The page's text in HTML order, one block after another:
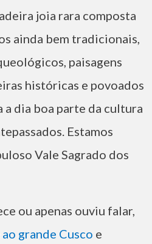
joia rara composta
ainda bem tradicionais,
paisagens
históricas e povoados
a dia boa parte da cultura
Estamos
Vale Sagrado dos
ou apenas ouviu falar,
grande Cusco e